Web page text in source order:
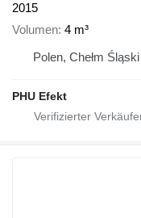
2015
Volumen 4 m³
Polen, Chełm Śląski
PHU Efekt